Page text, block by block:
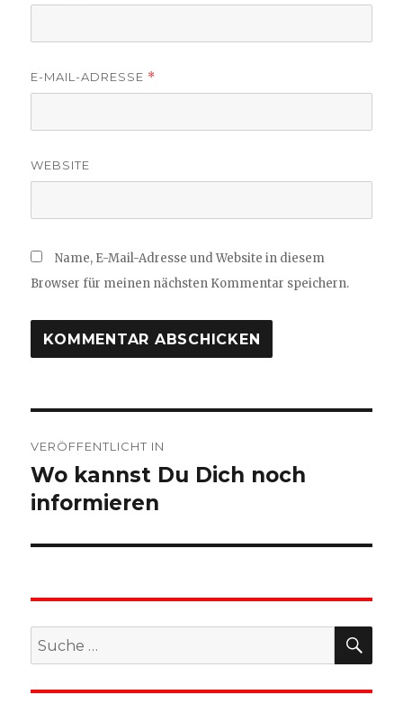
E-MAIL-ADRESSE *
WEBSITE
Name, E-Mail-Adresse und Website in diesem
Browser für meinen nächsten Kommentar speichern.
VERÖFFENTLICHT IN
Wo kannst Du Dich noch
informieren
Suche
nach: